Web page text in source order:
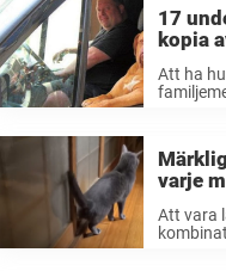
17
kopia
Att ha
varje
Att vara